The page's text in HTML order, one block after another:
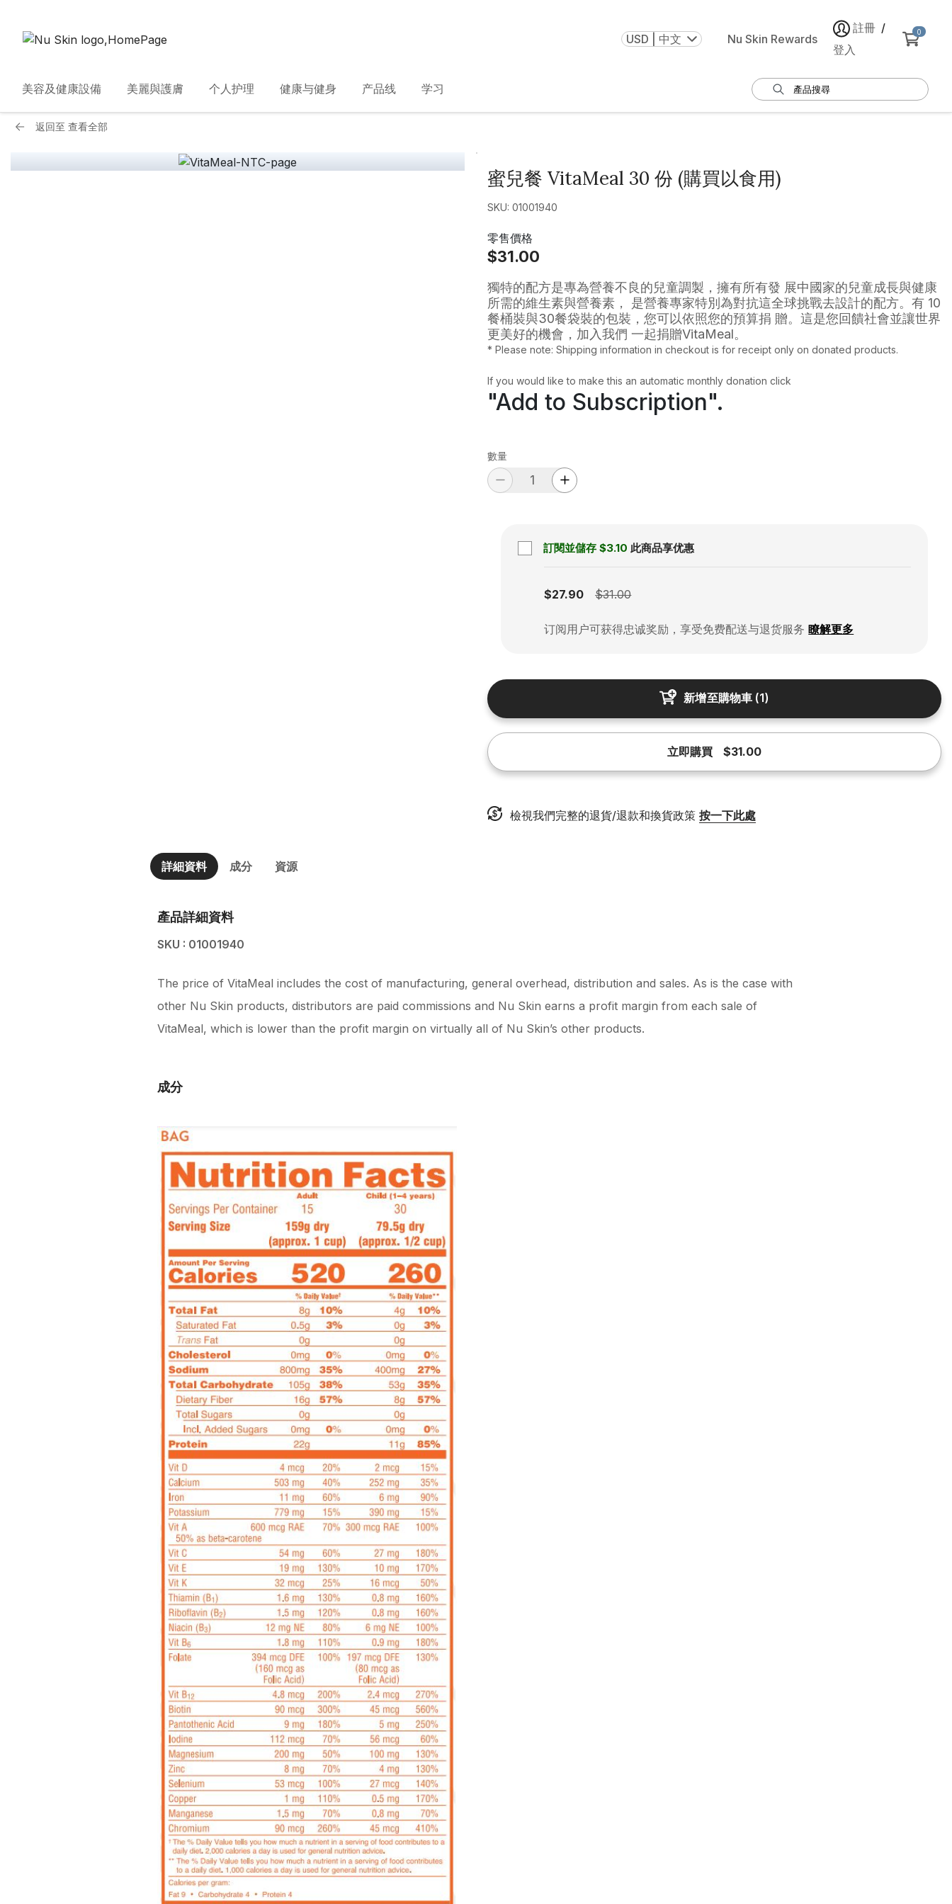
USD | 中文 Nu Skin Rewards
註冊 /
登入
0
美容及健康設備 美麗與護膚 个人护理 健康与健身 产品线 学习
返回至 查看全部
蜜兒餐 VitaMeal 30 份 (購買以食用)
SKU: 01001940
零售價格
$31.00
獨特的配方是專為營養不良的兒童調製，擁有所有發 展中國家的兒童成長與健康
所需的維生素與營養素， 是營養專家特別為對抗這全球挑戰去設計的配方。有 10
餐桶裝與30餐袋裝的包裝，您可以依照您的預算捐 贈。這是您回饋社會並讓世界
更美好的機會，加入我們 一起捐贈VitaMeal。
* Please note: Shipping information in checkout is for receipt only on donated products.
If you would like to make this an automatic monthly donation click
"Add to Subscription".
數量
訂閱並儲存 $3.10 此商品享优惠
$27.90
$31.00
订阅用户可获得忠诚奖励，享受免费配送与退货服务 瞭解更多
新增至購物車 (1)
立即購買 $31.00
檢視我們完整的退貨/退款和換貨政策 按一下此處
詳細資料 成分 資源
產品詳細資料
SKU : 01001940
The price of VitaMeal includes the cost of manufacturing, general overhead, distribution and sales. As is the case with
other Nu Skin products, distributors are paid commissions and Nu Skin earns a profit margin from each sale of
VitaMeal, which is lower than the profit margin on virtually all of Nu Skin’s other products.
成分